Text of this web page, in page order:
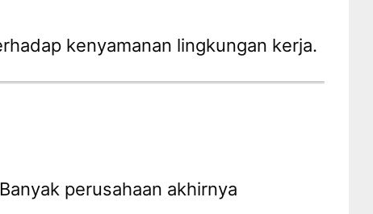
kenyamanan lingkungan kerja.
perusahaan akhirnya